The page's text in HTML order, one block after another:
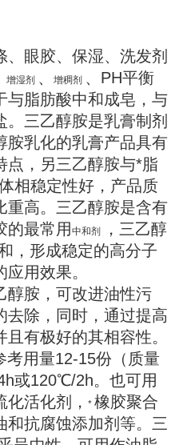
眼胶、保湿、洗发剂
增湿剂 、 增稠剂 、PH平衡
与脂肪酸中和成皂，与
三乙醇胺是乳膏制剂
胺乳化的乳膏产品具有
点，另三乙醇胺与*脂
相稳定性好，产品质
重高。三乙醇胺是含有
的最常用 中和剂
，三乙醇
，形成稳定的高分子
用效果。
醇胺，可改进油性污
去除，同时，通过提高
有极好的其相容性。
考用量12-15份（质量
或120℃/2h。也可用
活化剂， * 橡胶聚合
和抗腐蚀添加剂等。三